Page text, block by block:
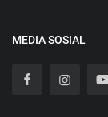
MEDIA SOSIAL